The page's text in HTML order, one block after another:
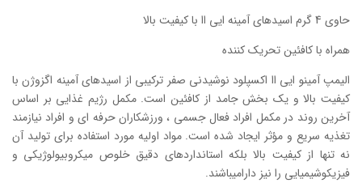
حاوی 4 گرم اسیدهای آمینه ایی اا با کیفیت بالا
همراه با کافئین تحریک کننده
الیمپ آمینو ایی اا اکسپلود نوشیدنی صفر ترکیبی از اسیدهای آمینه اگزوژن با
کیفیت بالا و یک بخش جامد از کافئین است. مکمل رژیم غذایی بر اساس
آخرین روند در مکمل افراد فعال جسمی ، ورزشکاران حرفه ای و افراد نیازمند
تغذیه سریع و مؤثر ایجاد شده است. مواد اولیه مورد استفاده برای تولید آن
نه تنها از کیفیت بالا بلکه استانداردهای دقیق خلوص میکروبیولوژیکی و
فیزیکوشیمیایی را نیز دارامیباشند.